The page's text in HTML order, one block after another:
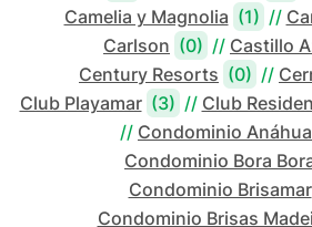
Camelia y Magnolia (1) //
Carlson (0) // Castillo
Century Resorts (0) //
Club Playamar (3) // Club
// Condominio
Condominio Bora
Condominio Brisamar
Condominio Brisas